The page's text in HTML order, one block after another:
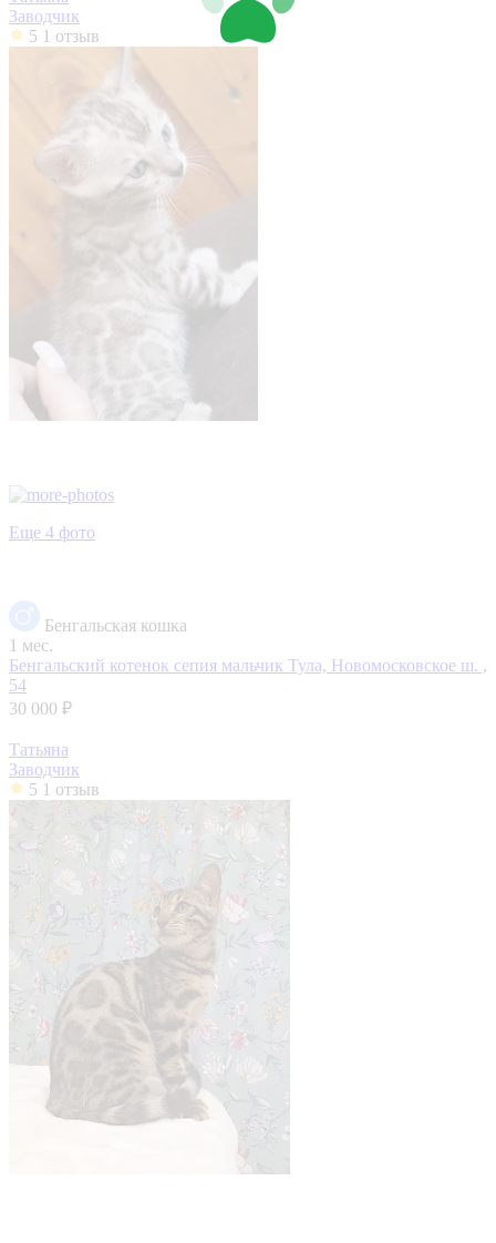
Заводчик
5 1 отзыв
Еще 4 фото
Бенгальская кошка
1 мес.
Бенгальский котенок сепия мальчик Тула, Новомосковское ш. ,
54
30 000 ₽
Татьяна
Заводчик
5 1 отзыв